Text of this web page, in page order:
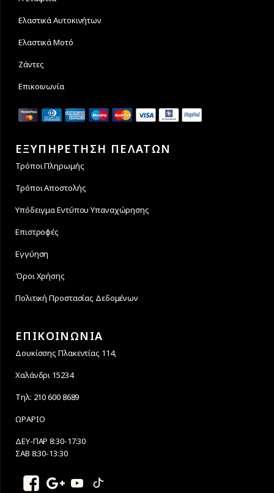
Ελαστικά Αυτοκινήτων
Ελαστικά Μοτό
Ζάντες
Επικοινωνία
ΕΞΥΠΗΡΕΤΗΣΗ ΠΕΛΑΤΩΝ
Τρόποι Πληρωμής
Τρόποι Αποστολής
Υπόδειγμα Εντύπου Υπαναχώρησης
Επιστροφές
Εγγύηση
Όροι Χρήσης
Πολιτική Προστασίας Δεδομένων
ΕΠΙΚΟΙΝΩΝΙΑ
Δουκίσσης Πλακεντίας 114,
Χαλάνδρι 15234
Τηλ: 210 600 8689
ΩΡΑΡΙΟ
ΔΕΥ-ΠΑΡ 8:30-17:30
ΣΑΒ 8:30-13:30